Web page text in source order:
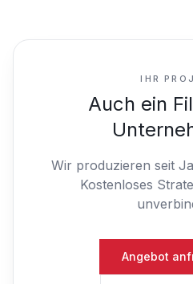
IHR
Auch ein
Wir produzieren seit
Kostenloses
Angebot